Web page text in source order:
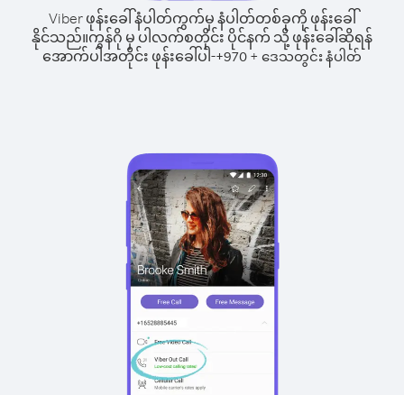
Viber ဖုန်းခေါ်နံပါတ်ကွက်မှ နံပါတ်တစ်ခုကို ဖုန်းခေါ်
နိုင်သည်။ကွန်ဂို မှ ပါလက်စတိုင်း ပိုင်နက် သို့ ဖုန်းခေါ်ဆိုရန်
အောက်ပါအတိုင်း ဖုန်းခေါ်ပါ-+970 + ဒေသတွင်း နံပါတ်